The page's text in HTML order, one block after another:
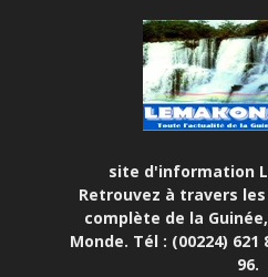
site d'information
Retrouvez à travers
complète de la
Monde. Tél : (00224) 621
96.